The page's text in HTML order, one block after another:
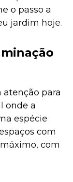
o passo a
jardim hoje.
para
onde a
espécie
com
com